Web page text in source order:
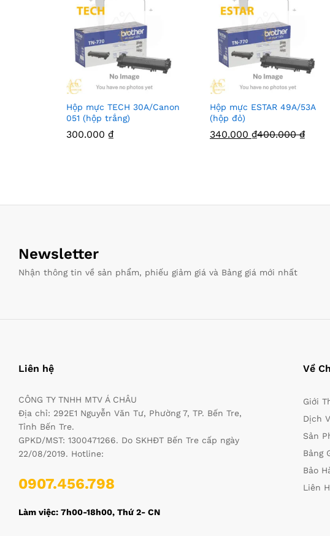
Hộp mực TECH 30A/Canon
051 (hộp trắng)
300.000 ₫
Hộp mực ESTAR 49A/53A
(hộp đỏ)
340.000 ₫400.000₫
Newsletter
Nhận thông tin về sản phẩm, phiếu giảm giá và Bảng giá mới nhất
Liên hệ
CÔNG TY TNHH MTV Á CHÂU
Địa chỉ: 292E1 Nguyễn Văn Tư, Phường 7, TP. Bến Tre,
Tỉnh Bến Tre.
GPKD/MST: 1300471266. Do SKHĐT Bến Tre cấp ngày
22/08/2019. Hotline:
0907.456.798
Làm việc: 7h00-18h00, Thứ 2- CN
Về
Giới
Dịch
Sản
Bảng
Bảo
Liên